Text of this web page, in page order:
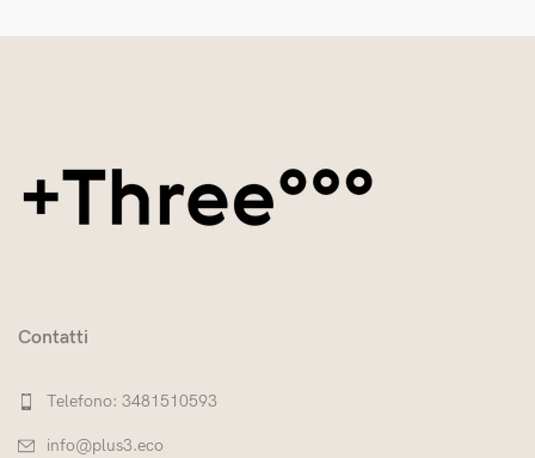
Contatti
Telefono: 3481510593
info@plus3.eco